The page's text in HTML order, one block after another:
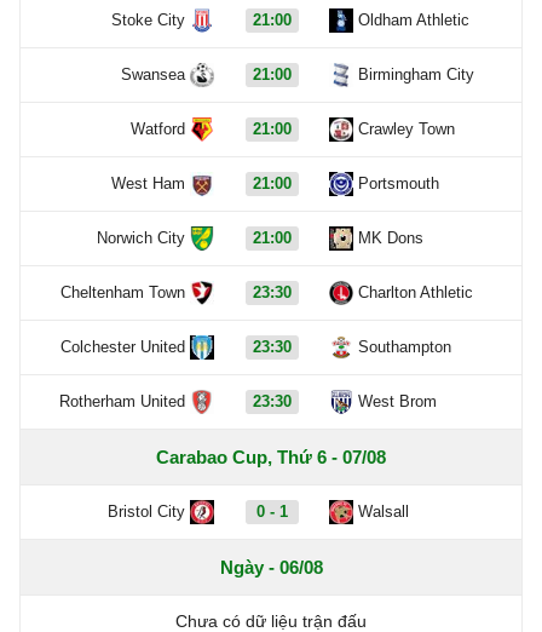
Stoke City 21:00 Oldham Athletic
Swansea 21:00 Birmingham City
Watford 21:00 Crawley Town
West Ham 21:00 Portsmouth
Norwich City 21:00 MK Dons
Cheltenham Town 23:30 Charlton Athletic
Colchester United 23:30 Southampton
Rotherham United 23:30 West Brom
Carabao Cup, Thứ 6 - 07/08
Bristol City 0 - 1 Walsall
Ngày - 06/08
Chưa có dữ liệu trận đấu